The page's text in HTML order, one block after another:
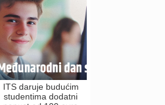
ITS daruje budućim
studentima dodatni